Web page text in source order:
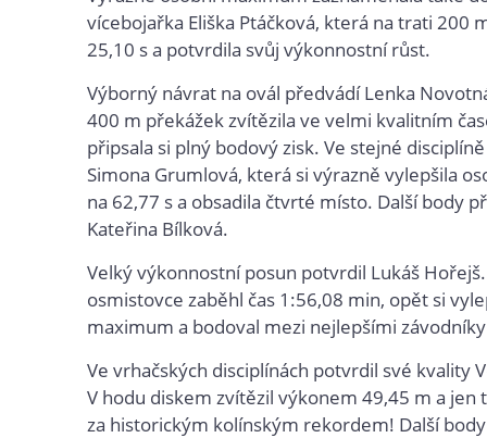
vícebojařka Eliška Ptáčková, která na trati 200
25,10 s a potvrdila svůj výkonnostní růst.
Výborný návrat na ovál předvádí Lenka
400 m překážek zvítězila ve velmi kvalitním
připsala si plný bodový zisk. Ve stejné
Simona Grumlová, která si výrazně vylepšila
na 62,77 s a obsadila čtvrté místo. Další body
Kateřina Bílková.
Velký výkonnostní posun potvrdil Lukáš
osmistovce zaběhl čas 1:56,08 min, opět si
maximum a bodoval mezi nejlepšími
Ve vrhačských disciplínách potvrdil své kvality
V hodu diskem zvítězil výkonem 49,45 m a jen
za historickým kolínským rekordem! Další